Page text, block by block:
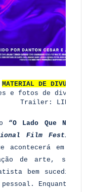
MATERIAL DE
e fotos de
Trailer: LINK
“O Lado Que
Film
em
de arte,
bem sucedido
Enquanto